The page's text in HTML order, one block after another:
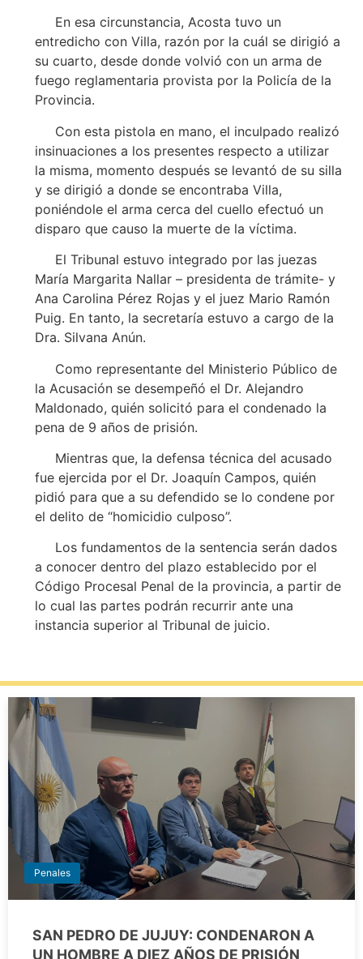
En esa circunstancia, Acosta tuvo un
entredicho con Villa, razón por la cuál se dirigió a
su cuarto, desde donde volvió con un arma de
fuego reglamentaria provista por la Policía de la
Provincia.
Con esta pistola en mano, el inculpado realizó
insinuaciones a los presentes respecto a utilizar
la misma, momento después se levantó de su silla
y se dirigió a donde se encontraba Villa,
poniéndole el arma cerca del cuello efectuó un
disparo que causo la muerte de la víctima.
El Tribunal estuvo integrado por las juezas
María Margarita Nallar – presidenta de trámite- y
Ana Carolina Pérez Rojas y el juez Mario Ramón
Puig. En tanto, la secretaría estuvo a cargo de la
Dra. Silvana Anún.
Como representante del Ministerio Público de
la Acusación se desempeñó el Dr. Alejandro
Maldonado, quién solicitó para el condenado la
pena de 9 años de prisión.
Mientras que, la defensa técnica del acusado
fue ejercida por el Dr. Joaquín Campos, quién
pidió para que a su defendido se lo condene por
el delito de “homicidio culposo”.
Los fundamentos de la sentencia serán dados
a conocer dentro del plazo establecido por el
Código Procesal Penal de la provincia, a partir de
lo cual las partes podrán recurrir ante una
instancia superior al Tribunal de juicio.
Penales
SAN PEDRO DE JUJUY: CONDENARON A
UN HOMBRE A DIEZ AÑOS DE PRISIÓN